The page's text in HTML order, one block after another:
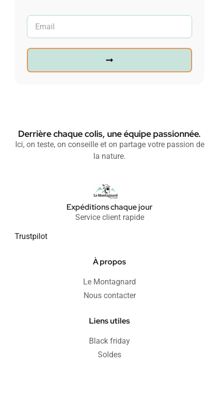
Derrière chaque colis, une équipe passionnée.
Ici, on teste, on conseille et on partage votre passion de
la nature.
Expéditions chaque jour
Service client rapide
Trustpilot
À propos
Le Montagnard
Nous contacter
Liens utiles
Black friday
Soldes